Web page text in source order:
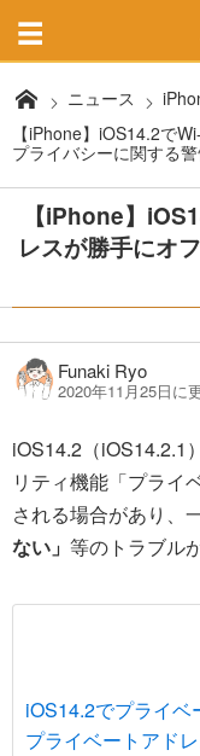
ニュース
【iPhone】iOS14.2で
プライバシーに関する
【iPhone】
レスが勝手にオ
Funaki Ryo
2020年11月25日に
iOS14.2（iOS14.2.1
リティ機能「プライ
される場合があり、
ない」 等のトラブル
iOS14.2でプライベ
プライベートアド